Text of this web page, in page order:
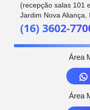
(recepção salas 101
Jardim Nova Aliança,
(16) 3602-
Área
Área